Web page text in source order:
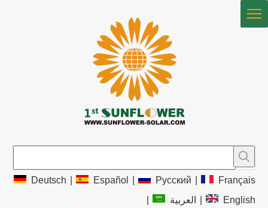
Deutsch Español Pусский
Français
العربية English